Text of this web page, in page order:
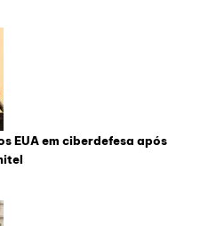
EUA em ciberdefesa após